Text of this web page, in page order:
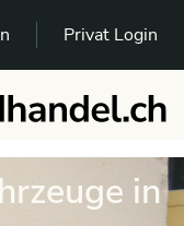
Privat Login
in